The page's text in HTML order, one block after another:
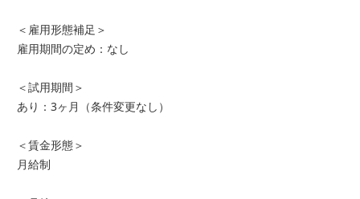
＜雇用形態補足＞
雇用期間の定め：なし
＜試用期間＞
あり：3ヶ月（条件変更なし）
＜賃金形態＞
月給制